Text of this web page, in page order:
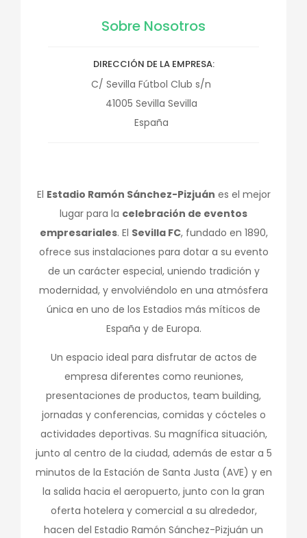
Sobre Nosotros
DIRECCIÓN DE LA EMPRESA
C/ Sevilla Fútbol Club s/n
41005 Sevilla Sevilla
España
El Estadio Ramón Sánchez-Pizjuán es el mejor
lugar para la celebración de eventos
empresariales. El Sevilla FC, fundado en 1890,
ofrece sus instalaciones para dotar a su evento
de un carácter especial, uniendo tradición y
modernidad, y envolviéndolo en una atmósfera
única en uno de los Estadios más míticos de
España y de Europa.
Un espacio ideal para disfrutar de actos de
empresa diferentes como reuniones,
presentaciones de productos, team building,
jornadas y conferencias, comidas y cócteles o
actividades deportivas. Su magnífica situación,
junto al centro de la ciudad, además de estar a 5
minutos de la Estación de Santa Justa (AVE) y en
la salida hacia el aeropuerto, junto con la gran
oferta hotelera y comercial a su alrededor,
hacen del Estadio Ramón Sánchez-Pizjuán un